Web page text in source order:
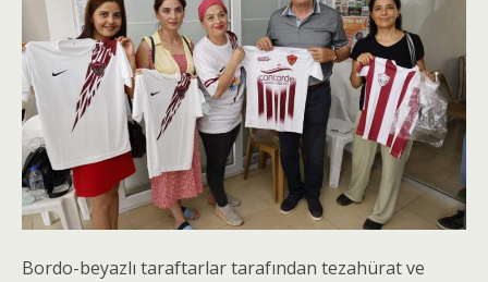
Bordo-beyazlı taraftarlar tarafından tezahürat ve